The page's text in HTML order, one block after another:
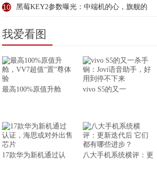
10 黑莓KEY2参数曝光：中端机的心，旗舰的
我爱看图
最高100%原值升舱 vivo S5的又一
17款华为新机通过认 八大手机系统横评：更